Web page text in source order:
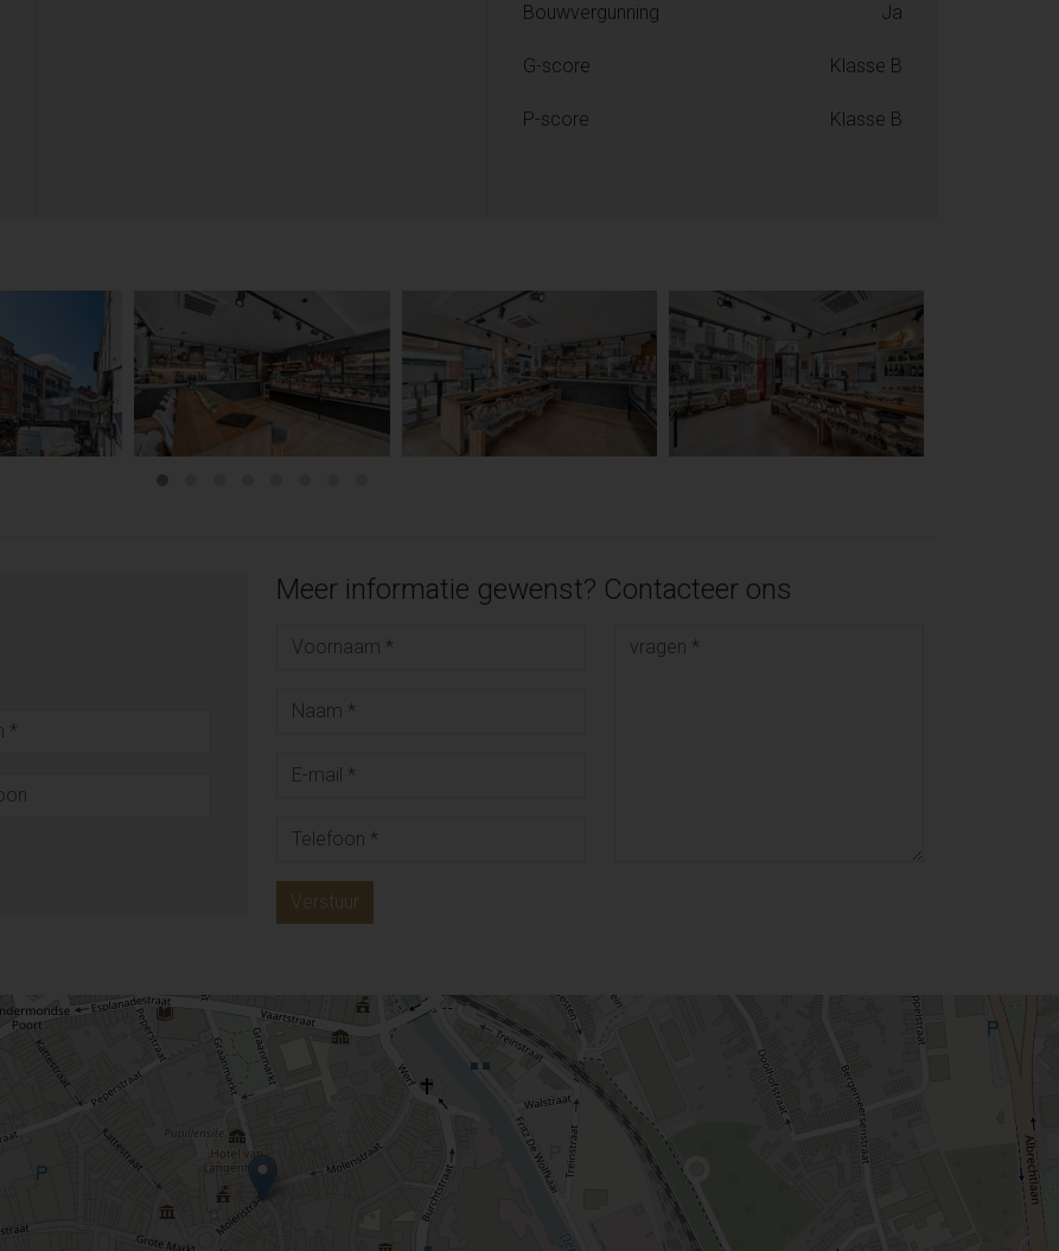
Bouwvergunning Ja
G-score Klasse B
P-score Klasse B
Meer informatie gewenst? Contacteer ons
Verstuur